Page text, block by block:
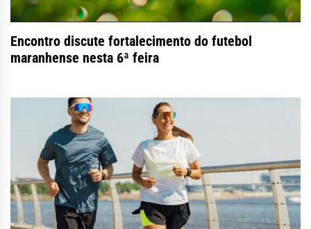
Encontro discute fortalecimento do futebol
maranhense nesta 6ª feira